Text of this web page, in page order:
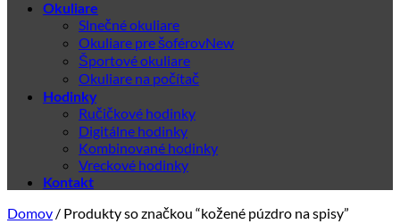
Okuliare
Slnečné okuliare
Okuliare pre šoférov
Športové okuliare
Okuliare na počítač
Hodinky
Ručičkové hodinky
Digitálne hodinky
Kombinované hodinky
Vreckové hodinky
Kontakt
Domov / Produkty so značkou “kožené púzdro na spisy”